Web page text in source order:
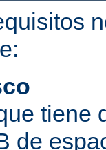
tiene
de